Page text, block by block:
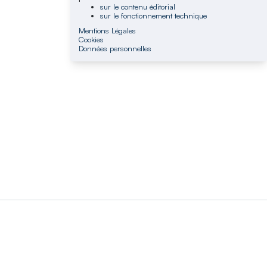
sur le contenu éditorial
sur le fonctionnement technique
Mentions Légales
Cookies
Données personnelles